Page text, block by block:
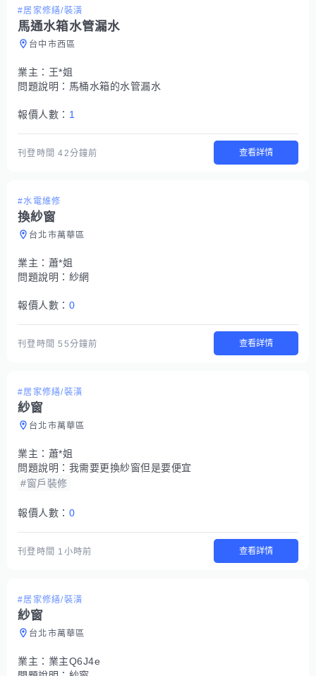
#居家修繕/裝潢
馬通水箱水管漏水
台中市西區
業主： 王*姐
問題說明： 馬桶水箱的水管漏水
報價人數： 1
刊登時間42分鐘前 查看詳情
#水電維修
換紗窗
台北市萬華區
業主： 蕭*姐
問題說明： 紗網
報價人數： 0
刊登時間55分鐘前 查看詳情
#居家修繕/裝潢
紗窗
台北市萬華區
業主： 蕭*姐
問題說明： 我需要更換紗窗但是要便宜
#窗戶裝修
報價人數： 0
刊登時間 1小時前 查看詳情
#居家修繕/裝潢
紗窗
台北市萬華區
業主： 業主Q6J4e